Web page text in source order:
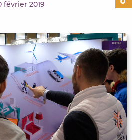
recruteur
ACTUALITÉS FOIRE AUX QUESTIONS
février 2019